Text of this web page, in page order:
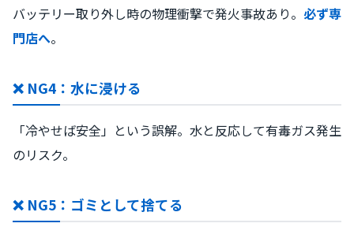
バッテリー取り外し時の物理衝撃で発火事故あり。 必ず専
門店へ。
❌ NG4：水に浸ける
「冷やせば安全」という誤解。水と反応して有毒ガス発生
のリスク。
❌ NG5：ゴミとして捨てる